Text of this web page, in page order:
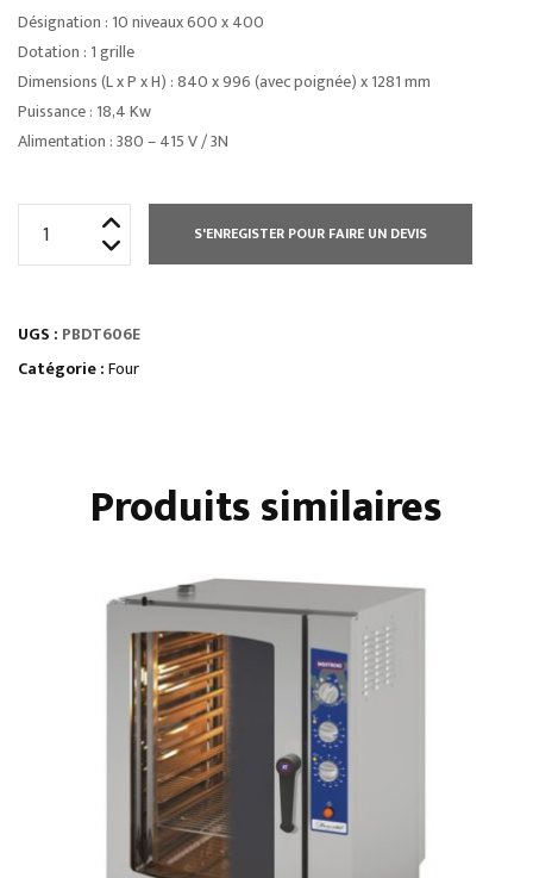
Désignation : 10 niveaux 600 x 400
Dotation : 1 grille
Dimensions (L x P x H) : 840 x 996 (avec poignée) x 1281 mm
Puissance : 18,4 Kw
Alimentation : 380 – 415 V / 3N
À
INJECTION
S'ENREGISTER POUR FAIRE UN DEVIS
UGS : PBDT606E
Catégorie :Four
Produits similaires